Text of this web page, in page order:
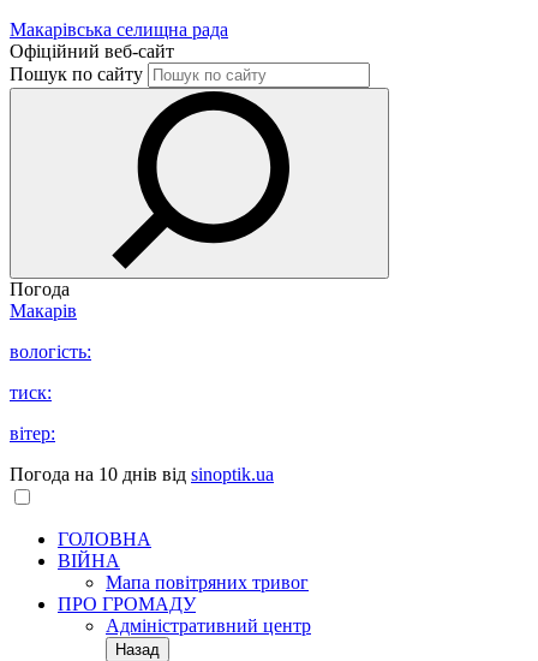
Макарівська селищна рада
Офіційний веб-сайт
Пошук по сайту
Погода
Макарів
вологість:
тиск:
вітер:
Погода на 10 днів від sinoptik.ua
ГОЛОВНА
ВІЙНА
Мапа повітряних тривог
ПРО ГРОМАДУ
Aдміністративний центр
Назад